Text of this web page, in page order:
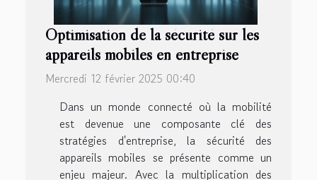
Optimisation de la sécurité sur les
appareils mobiles en entreprise
Mercredi 12 février 2025 00:40
Dans un monde connecté où la mobilité
est devenue une composante clé des
stratégies d'entreprise, la sécurité des
appareils mobiles se présente comme un
enjeu majeur. Avec la multiplication des